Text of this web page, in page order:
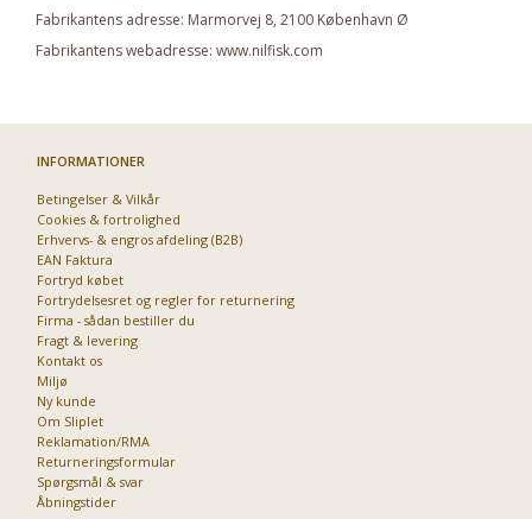
Fabrikantens adresse: Marmorvej 8, 2100 København Ø
Fabrikantens webadresse: www.nilfisk.com
INFORMATIONER
Betingelser & Vilkår
Cookies & fortrolighed
Erhvervs- & engros afdeling (B2B)
EAN Faktura
Fortryd købet
Fortrydelsesret og regler for returnering
Firma - sådan bestiller du
Fragt & levering
Kontakt os
Miljø
Ny kunde
Om Sliplet
Reklamation/RMA
Returneringsformular
Spørgsmål & svar
Åbningstider